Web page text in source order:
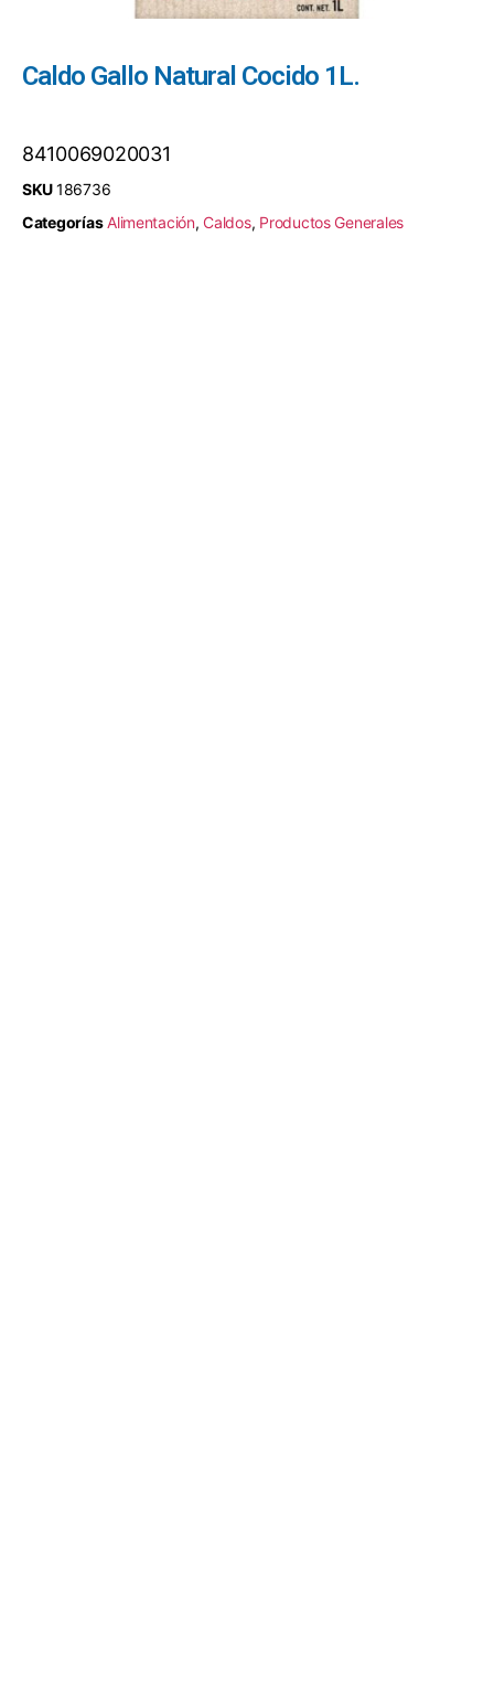
Caldo Gallo Natural Cocido 1L.
8410069020031
SKU186736
Categorías Alimentación, Caldos, Productos Generales